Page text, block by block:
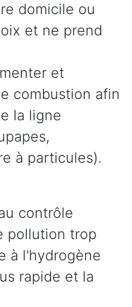
domicile ou
et ne prend
et
combustion afin
la ligne
à particules).
contrôle
pollution trop
à l'hydrogène
rapide et la